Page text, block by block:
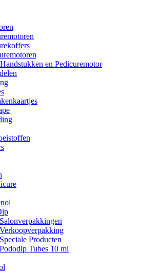
en Pedicuremotor
Salonverpakkingen
Verkoopverpakking
Speciale Producten
Pododip Tubes 10 ml